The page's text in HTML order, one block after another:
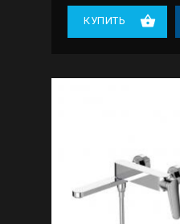
КУПИТЬ